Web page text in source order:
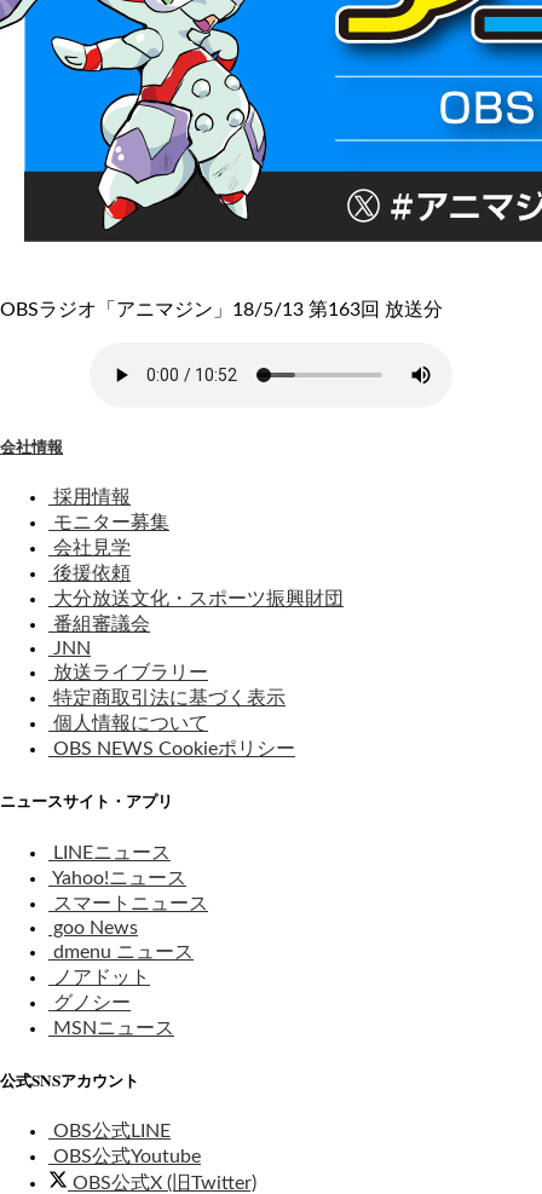
OBSラジオ「アニマジン」18/5/13 第163回 放送分
会社情報
採用情報
モニター募集
会社見学
後援依頼
大分放送文化・スポーツ振興財団
番組審議会
JNN
放送ライブラリー
特定商取引法に基づく表示
個人情報について
OBS NEWS Cookieポリシー
ニュースサイト・アプリ
LINEニュース
Yahoo!ニュース
スマートニュース
goo News
dmenu ニュース
ノアドット
グノシー
MSNニュース
公式SNSアカウント
OBS公式LINE
OBS公式Youtube
OBS公式X (旧Twitter)